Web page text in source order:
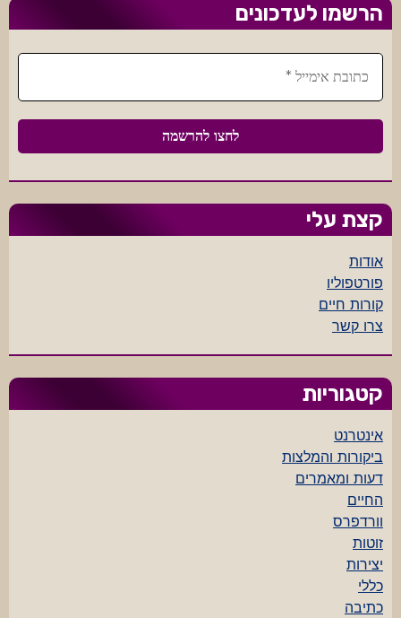
הרשמו לעדכונים
קצת עלי
אודות
פורטפוליו
קורות חיים
צרו קשר
קטגוריות
אינטרנט
ביקורות והמלצות
דעות ומאמרים
החיים
וורדפרס
זוטות
יצירות
כללי
כתיבה